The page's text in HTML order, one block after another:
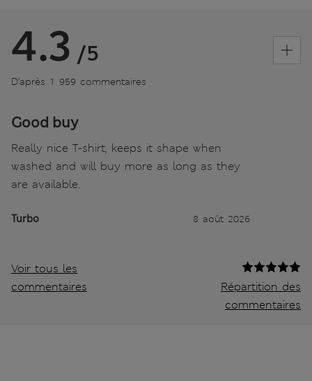
4.3 /5
D’après 1 959 commentaires
Good buy
Really nice T-shirt, keeps it shape when
washed and will buy more as long as they
are available.
Turbo 8 août 2026
Voir tous les
commentaires
Répartition des
commentaires